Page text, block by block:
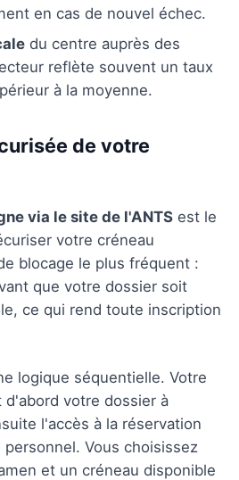
en cas de nouvel échec.
du centre auprès des
reflète souvent un taux
à la moyenne.
de votre
via le site de l'ANTS est le
votre créneau
blocage le plus fréquent :
que votre dossier soit
ce qui rend toute inscription
logique séquentielle. Votre
votre dossier à
l'accès à la réservation
Vous choisissez
et un créneau disponible